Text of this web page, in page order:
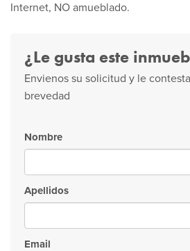
Internet, NO amueblado.
¿Le gusta este
Envienos su solicitud y le
brevedad
Nombre
Apellidos
Email